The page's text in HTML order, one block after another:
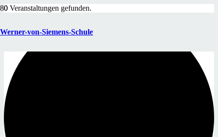
Werner-von-Siemens-Schule
0 Veranstaltungen gefunden.